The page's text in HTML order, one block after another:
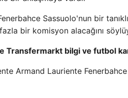
Sassuolo'nun bir
bir komisyon alacağını
Transfermarkt bilgi ve futbol